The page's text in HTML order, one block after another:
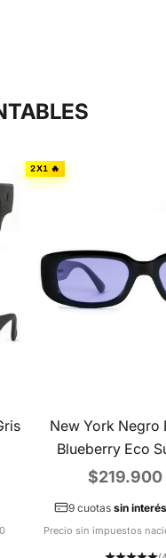
2X1 🔥
New York Negro
Blueberry Eco
Precio de
$219.900
9 cuotas sin interés
Precio sin impuestos